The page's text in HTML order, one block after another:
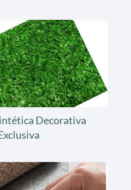
Decorativa